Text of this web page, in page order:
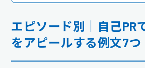
エピソード別｜自己PR
をアピールする例文7つ